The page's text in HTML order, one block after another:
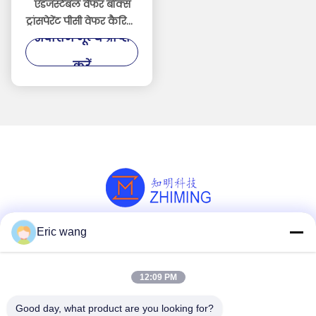
एडजस्टेबल वेफर बॉक्स
ट्रांसपेरेंट पीसी वेफर कैरियर
सेमीकंडक्टर सुरक्षा के लिए
सर्वोत्तम मूल्य प्राप्त
करें
त्वरित संपर्क
Eric wang
12:09 PM
Good day, what product are you looking for?